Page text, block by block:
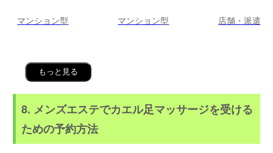
マンション型 マンション型 店舗・派遣
もっと見る
8. メンズエステでカエル足マッサージを受ける
ための予約方法